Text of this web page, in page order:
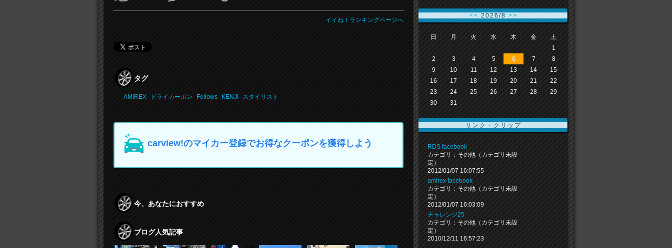
イイね！ランキングページへ
タグ
AMIREX ドライカーボン Fellows KENJI スタイリスト
carview!のマイカー登録でお得なクーポンを獲得しよう
今、あなたにおすすめ
ブログ人気記事
<< 2026/8 >>
日 月 火 水 木 金
土
1
2
3 4 5 6 7
8
9
10 11 12 13 14
15
16
17 18 19 20 21
22
23
24 25 26 27 28
29
30
31
リンク・クリップ
RDS facebook
カテゴリ：その他（カテゴリ未設
定）
2012/01/07 16:07:55
amirex facebook
カテゴリ：その他（カテゴリ未設
定）
2012/01/07 16:03:09
チャレンジ25
カテゴリ：その他（カテゴリ未設
定）
2010/12/11 16:57:23